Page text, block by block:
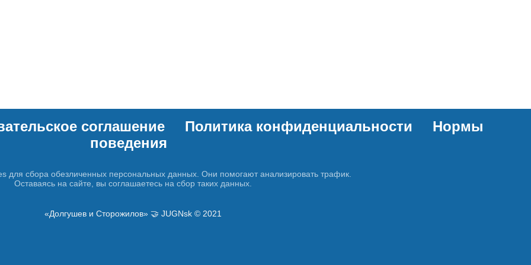
соглашение Политика конфиденциальности
Нормы
поведения
для сбора обезличенных персональных данных. Они помогают анализировать трафик.
Оставаясь на сайте, вы соглашаетесь на сбор таких данных.
«Долгушев и Сторожилов» 🤝 JUGNsk © 2021